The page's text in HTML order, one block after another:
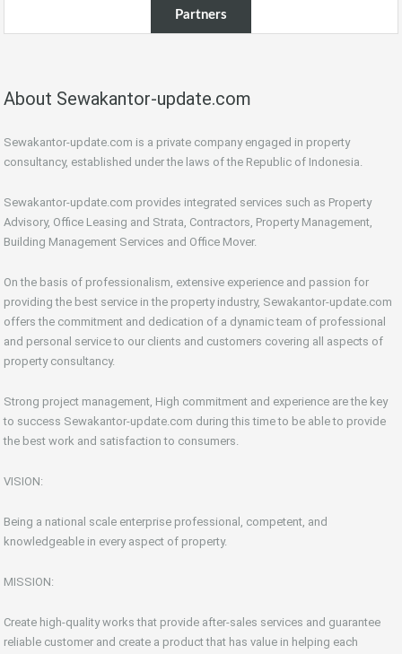
Partners
About Sewakantor-update.com
Sewakantor-update.com is a private company engaged in property
consultancy, established under the laws of the Republic of Indonesia.
Sewakantor-update.com provides integrated services such as Property
Advisory, Office Leasing and Strata, Contractors, Property Management,
Building Management Services and Office Mover.
On the basis of professionalism, extensive experience and passion for
providing the best service in the property industry, Sewakantor-update.com
offers the commitment and dedication of a dynamic team of professional
and personal service to our clients and customers covering all aspects of
property consultancy.
Strong project management, High commitment and experience are the key
to success Sewakantor-update.com during this time to be able to provide
the best work and satisfaction to consumers.
VISION:
Being a national scale enterprise professional, competent, and
knowledgeable in every aspect of property.
MISSION:
Create high-quality works that provide after-sales services and guarantee
reliable customer and create a product that has value in helping each